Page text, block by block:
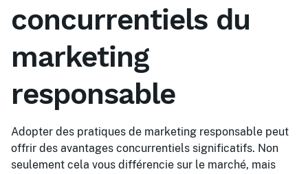
concurrentiels du
marketing
responsable
Adopter des pratiques de marketing responsable peut
offrir des avantages concurrentiels significatifs. Non
seulement cela vous différencie sur le marché, mais